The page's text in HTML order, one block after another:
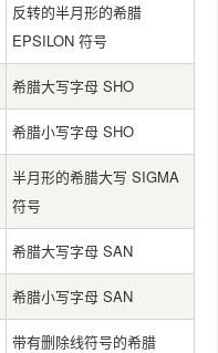
反转的半月形的希腊
EPSILON 符号
希腊大写字母 SHO
希腊小写字母 SHO
半月形的希腊大写 SIGMA
符号
希腊大写字母 SAN
希腊小写字母 SAN
带有删除线符号的希腊